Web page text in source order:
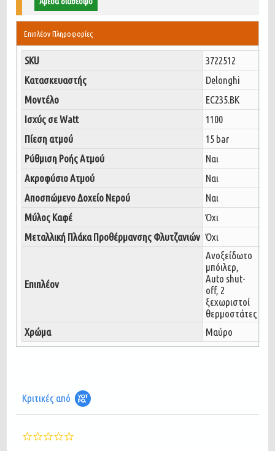
Επιπλέον Πληροφορίες
SKU
3722512
Κατασκευαστής
Delonghi
Μοντέλο
EC235.BK
Ισχύς σε Watt
1100
Πίεση ατμού
15 bar
Ρύθμιση Ροής Ατμού
Ναι
Ακροφύσιο Ατμού
Ναι
Αποσπώμενο Δοχείο Νερού
Ναι
Μύλος Καφέ
Όχι
Μεταλλική Πλάκα Προθέρμανσης Φλυτζανιών Όχι
Επιπλέον
Ανοξείδωτο
μπόιλερ,
Auto shut-
off, 2
ξεχωριστοί
θερμοστάτες
Χρώμα
Μαύρο
Κριτικές από